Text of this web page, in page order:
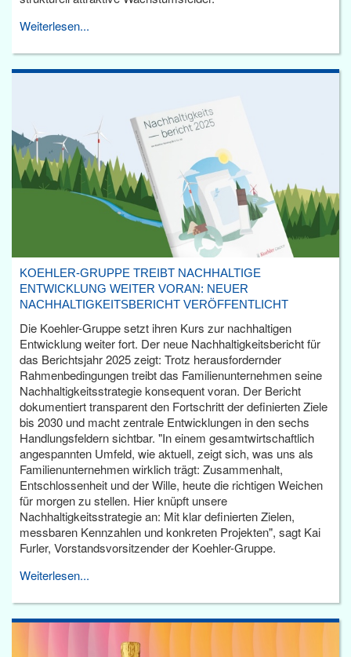
Weiterlesen...
KOEHLER-GRUPPE TREIBT NACHHALTIGE
ENTWICKLUNG WEITER VORAN: NEUER
NACHHALTIGKEITSBERICHT VERÖFFENTLICHT
Die Koehler-Gruppe setzt ihren Kurs zur nachhaltigen
Entwicklung weiter fort. Der neue Nachhaltigkeitsbericht für
das Berichtsjahr 2025 zeigt: Trotz herausfordernder
Rahmenbedingungen treibt das Familienunternehmen seine
Nachhaltigkeitsstrategie konsequent voran. Der Bericht
dokumentiert transparent den Fortschritt der definierten Ziele
bis 2030 und macht zentrale Entwicklungen in den sechs
Handlungsfeldern sichtbar. "In einem gesamtwirtschaftlich
angespannten Umfeld, wie aktuell, zeigt sich, was uns als
Familienunternehmen wirklich trägt: Zusammenhalt,
Entschlossenheit und der Wille, heute die richtigen Weichen
für morgen zu stellen. Hier knüpft unsere
Nachhaltigkeitsstrategie an: Mit klar definierten Zielen,
messbaren Kennzahlen und konkreten Projekten", sagt Kai
Furler, Vorstandsvorsitzender der Koehler-Gruppe.
Weiterlesen...